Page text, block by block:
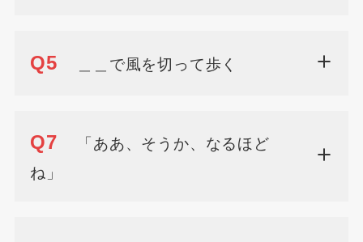
Q5 ＿＿で風を切って歩く
Q7
「ああ、そうか、なるほど
ね」